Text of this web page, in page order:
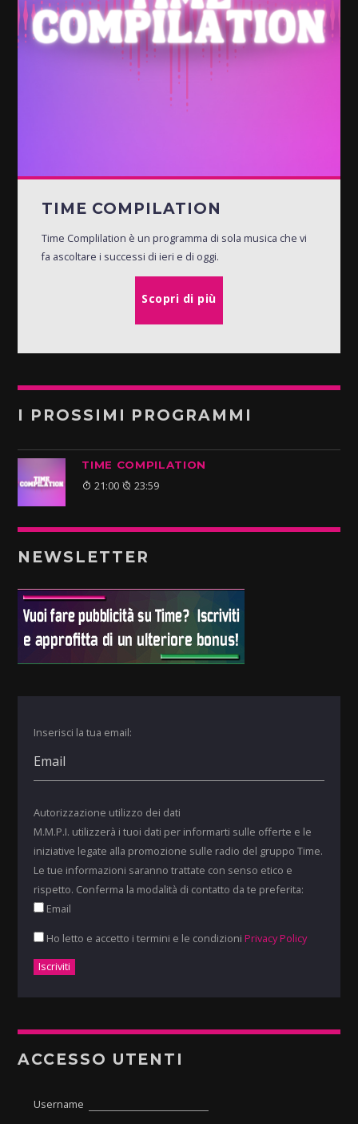
TIME COMPILATION
Time Complilation è un programma di sola musica che vi
fa ascoltare i successi di ieri e di oggi.
Scopri di più
I PROSSIMI PROGRAMMI
TIME COMPILATION
21:00 23:59
NEWSLETTER
Inserisci la tua email:
Autorizzazione utilizzo dei dati
M.M.P.I. utilizzerà i tuoi dati per informarti sulle offerte e le
iniziative legate alla promozione sulle radio del gruppo Time.
Le tue informazioni saranno trattate con senso etico e
rispetto. Conferma la modalità di contatto da te preferita:
Email
Ho letto e accetto i termini e le condizioni Privacy Policy
ACCESSO UTENTI
Username